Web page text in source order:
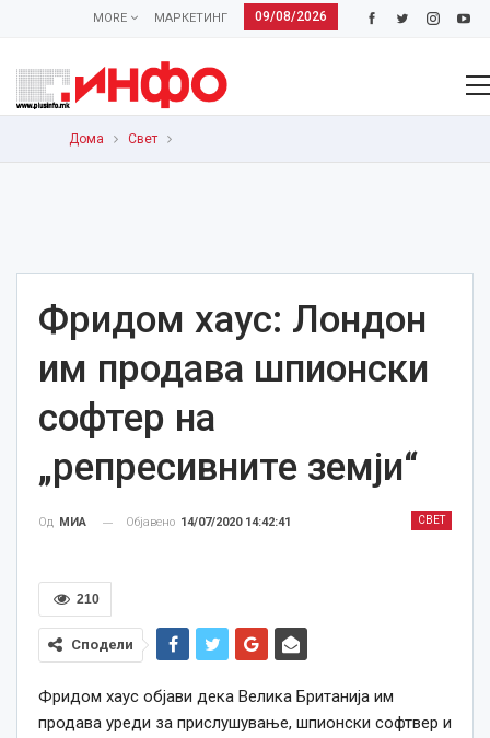
09/08/2026
МАРКЕТИНГ
MORE
Дома Свет
Фридом хаус: Лондон
им продава шпионски
софтер на
„репресивните земји“
СВЕТ
Од МИА Објавено 14/07/2020 14:42:41
210
Сподели
Фридом хаус објави дека Велика Британија им
продава уреди за прислушување, шпионски софтвер и